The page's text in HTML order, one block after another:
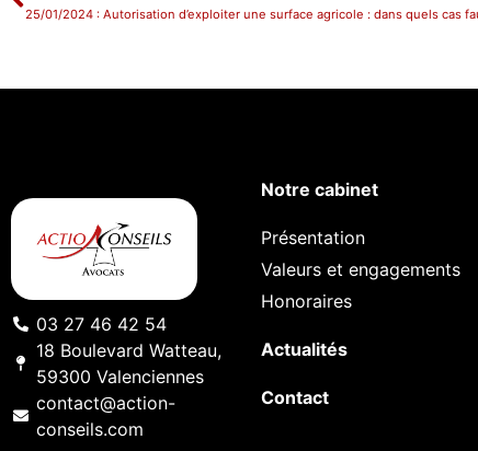
25/01/2024 : Autorisation d’exploiter une surface agricole : dans quels cas
03 27 46 42 54
18 Boulevard Watteau,
59300 Valenciennes
contact@action-
conseils.com
Notre cabinet
Présentation
Valeurs et engagements
Honoraires
Actualités
Contact